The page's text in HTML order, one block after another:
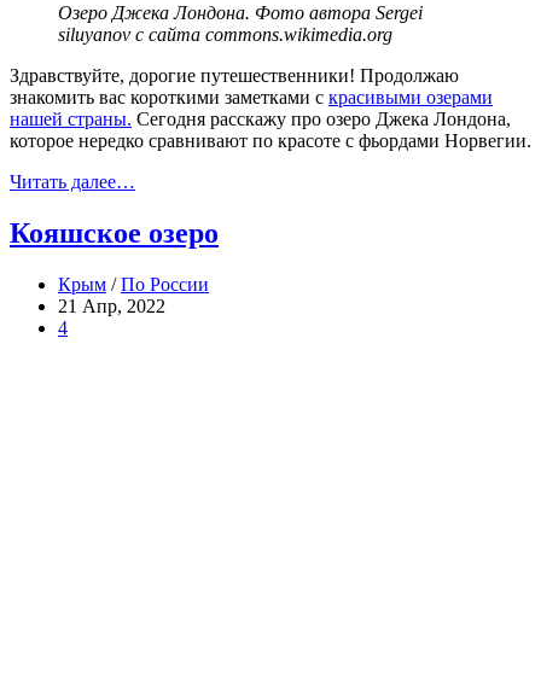
Озеро Джека Лондона. Фото автора Sergei
siluyanov с сайта commons.wikimedia.org
Здравствуйте, дорогие путешественники! Продолжаю
знакомить вас короткими заметками с красивыми озерами
нашей страны. Сегодня расскажу про озеро Джека Лондона,
которое нередко сравнивают по красоте с фьордами Норвегии.
Читать далее…
Кояшское озеро
Крым /По России
21 Апр, 2022
4